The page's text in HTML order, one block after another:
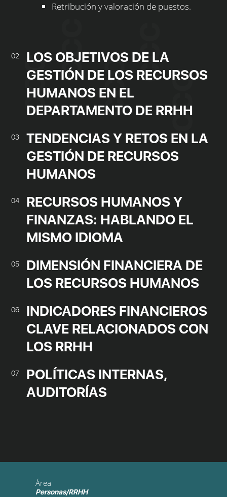
Retribución y valoración de puestos.
02
LOS OBJETIVOS DE LA
GESTIÓN DE LOS RECURSOS
HUMANOS EN EL
DEPARTAMENTO DE RRHH
03
TENDENCIAS Y RETOS EN LA
GESTIÓN DE RECURSOS
HUMANOS
04
RECURSOS HUMANOS Y
FINANZAS: HABLANDO EL
MISMO IDIOMA
05
DIMENSIÓN FINANCIERA DE
LOS RECURSOS HUMANOS
06
INDICADORES FINANCIEROS
CLAVE RELACIONADOS CON
LOS RRHH
07
POLÍTICAS INTERNAS,
AUDITORÍAS
Área
Personas/RRHH